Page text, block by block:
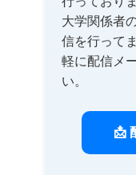
大学関係者
信を行って
軽に配信メ
い。
📩